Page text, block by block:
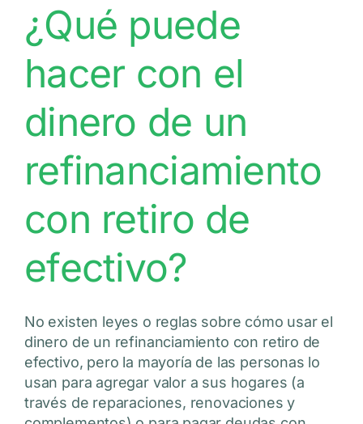
¿Qué puede
hacer con el
dinero de un
refinanciamiento
con retiro de
efectivo?
No existen leyes o reglas sobre cómo usar el
dinero de un refinanciamiento con retiro de
efectivo, pero la mayoría de las personas lo
usan para agregar valor a sus hogares (a
través de reparaciones, renovaciones y